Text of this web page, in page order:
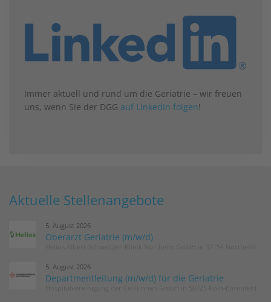
Immer aktuell und rund um die Geriatrie – wir freuen
uns, wenn Sie der DGG auf LinkedIn folgen!
Aktuelle Stellenangebote
5. August 2026
Oberarzt Geriatrie (m/w/d)
5. August 2026
Departmentleitung (m/w/d) für die Geriatrie